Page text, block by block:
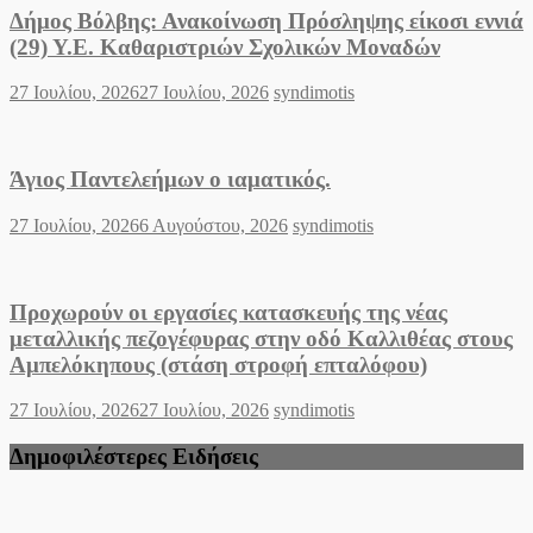
Δήμος Βόλβης: Ανακοίνωση Πρόσληψης είκοσι εννιά
(29) Υ.Ε. Καθαριστριών Σχολικών Μοναδών
Posted
27 Ιουλίου, 202627 Ιουλίου, 2026 Author
syndimotis
Άγιος Παντελεήμων o ιαματικός.
Posted
27 Ιουλίου, 20266 Αυγούστου, 2026 Author
syndimotis
Προχωρούν οι εργασίες κατασκευής της νέας
μεταλλικής πεζογέφυρας στην οδό Καλλιθέας στους
Αμπελόκηπους (στάση στροφή επταλόφου)
Posted
27 Ιουλίου, 202627 Ιουλίου, 2026 Author
syndimotis
Δημοφιλέστερες Ειδήσεις